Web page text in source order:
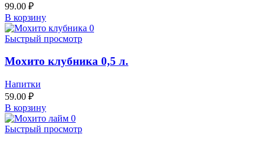
99.00 ₽
В корзину
Быстрый просмотр
Мохито клубника 0,5 л.
Напитки
59.00 ₽
В корзину
Быстрый просмотр